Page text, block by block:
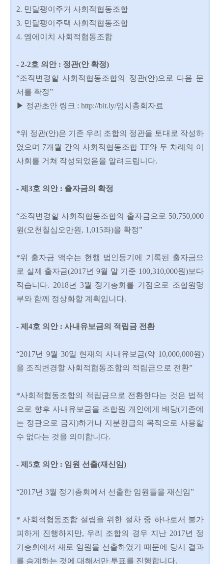
2. 민달팽이주거 사회적협동조합
3. 민달팽이주택 사회적협동조합
4. 엠에이치 사회적협동조합
- 2-2호 의안 : 정관(안 확정)
“조직변경할 사회적협동조합의 정관(안)으로 다음 문
서를 확정”
▶ 정관초안 링크 : http://bit.ly/임시총회자료
*위 정관(안)은 기존 우리 조합의 정관을 토대로 작성하
였으며 7개월 간의 사회적협동조합 TF와 두 차례의 이
사회를 거쳐 작성되었음을 알려드립니다.
- 제3호 의안 : 출자금의 확정
“조직변경할 사회적협동조합의 출자금으로 50,750,000
원(오천칠십오만원, 1,015좌)을 확정”
*위 출자금 액수는 현행 법인등기에 기록된 출자금으
로 실제 출자금(2017년 9월 말 기준 100,310,000원)보다
적습니다. 2018년 3월 정기총회를 기점으로 조합원명
부와 함께 정상화할 계획입니다.
- 제4호 의안 : 사내유보금의 적립금 전환
“2017년 9월 30일 현재의 사내유보금(약 10,000,000원)
을 조직변경할 사회적협동조합의 적립금으로 전환”
*사회적협동조합의 적립금으로 전환한다는 것은 법적
으로 향후 사내유보금을 조합원 개인에게 배당(기존에
는 정관으로 금지)하거나 지분환급의 목적으로 사용할
수 없다는 것을 의미합니다.
- 제5호 의안 : 임원 선출(재신임)
“2017년 3월 정기총회에서 선출한 임원들을 재신임”
* 사회적협동조합 설립을 위한 절차 중 하나로서 불가
피하게 진행하지만, 우리 조합의 경우 지난 2017년 정
기총회에서 새로 임원을 선출하였기 때문에 당시 결과
를 승계하는 것에 대해서만 투표를 진행합니다.